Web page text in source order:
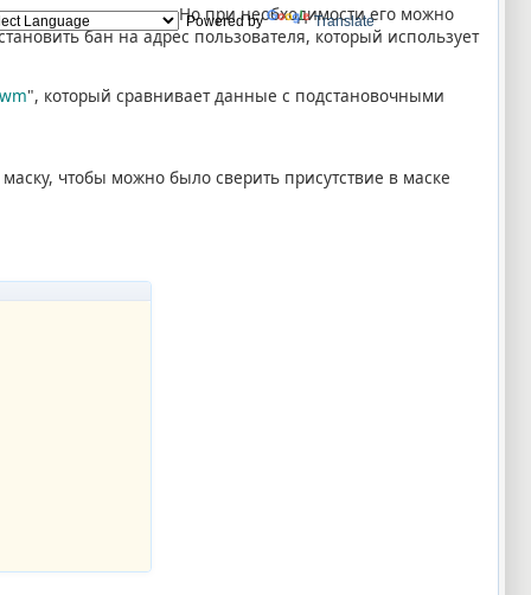
Powered by Translate
частью адреса. Но при необходимости его можно
бан на адрес пользователя, который использует
", который сравнивает данные с подстановочными
чтобы можно было сверить присутствие в маске